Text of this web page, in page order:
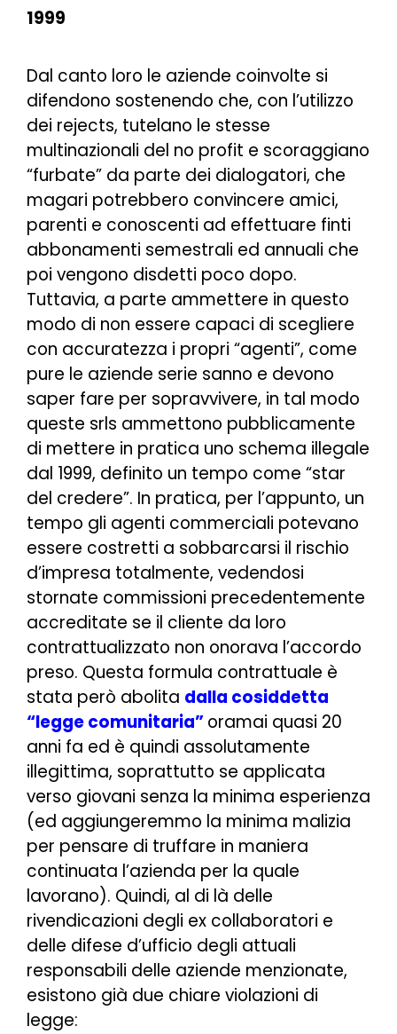
1999
Dal canto loro le aziende coinvolte si
difendono sostenendo che, con l’utilizzo
dei rejects, tutelano le stesse
multinazionali del no profit e scoraggiano
“furbate” da parte dei dialogatori, che
magari potrebbero convincere amici,
parenti e conoscenti ad effettuare finti
abbonamenti semestrali ed annuali che
poi vengono disdetti poco dopo.
Tuttavia, a parte ammettere in questo
modo di non essere capaci di scegliere
con accuratezza i propri “agenti”, come
pure le aziende serie sanno e devono
saper fare per sopravvivere, in tal modo
queste srls ammettono pubblicamente
di mettere in pratica uno schema illegale
dal 1999, definito un tempo come “star
del credere”. In pratica, per l’appunto, un
tempo gli agenti commerciali potevano
essere costretti a sobbarcarsi il rischio
d’impresa totalmente, vedendosi
stornate commissioni precedentemente
accreditate se il cliente da loro
contrattualizzato non onorava l’accordo
preso. Questa formula contrattuale è
stata però abolita dalla cosiddetta
“legge comunitaria”oramai quasi 20
anni fa ed è quindi assolutamente
illegittima, soprattutto se applicata
verso giovani senza la minima esperienza
(ed aggiungeremmo la minima malizia
per pensare di truffare in maniera
continuata l’azienda per la quale
lavorano). Quindi, al di là delle
rivendicazioni degli ex collaboratori e
delle difese d’ufficio degli attuali
responsabili delle aziende menzionate,
esistono già due chiare violazioni di
legge: